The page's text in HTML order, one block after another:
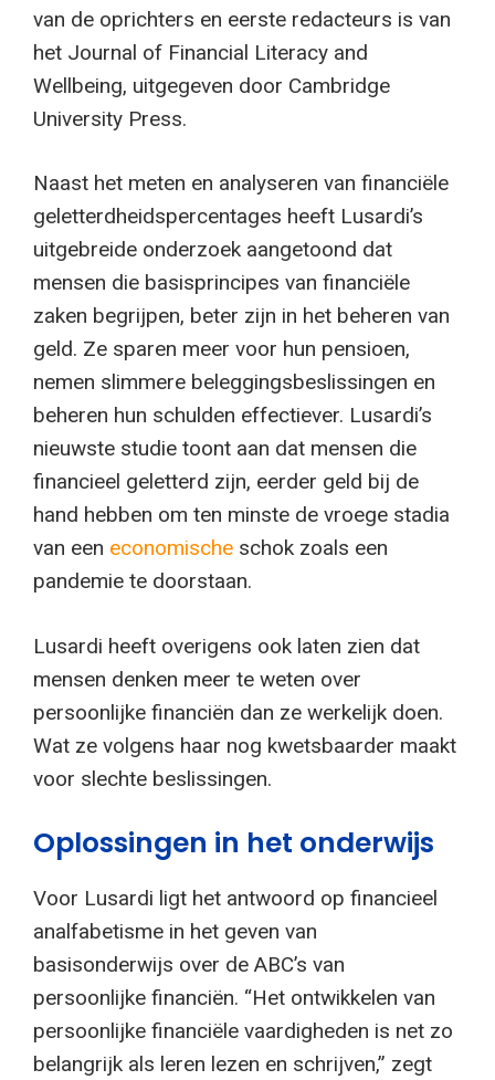
van de oprichters en eerste redacteurs is van
het Journal of Financial Literacy and
Wellbeing, uitgegeven door Cambridge
University Press.
Naast het meten en analyseren van financiële
geletterdheidspercentages heeft Lusardi’s
uitgebreide onderzoek aangetoond dat
mensen die basisprincipes van financiële
zaken begrijpen, beter zijn in het beheren van
geld. Ze sparen meer voor hun pensioen,
nemen slimmere beleggingsbeslissingen en
beheren hun schulden effectiever. Lusardi’s
nieuwste studie toont aan dat mensen die
financieel geletterd zijn, eerder geld bij de
hand hebben om ten minste de vroege stadia
van een economische schok zoals een
pandemie te doorstaan.
Lusardi heeft overigens ook laten zien dat
mensen denken meer te weten over
persoonlijke financiën dan ze werkelijk doen.
Wat ze volgens haar nog kwetsbaarder maakt
voor slechte beslissingen.
Oplossingen in het onderwijs
Voor Lusardi ligt het antwoord op financieel
analfabetisme in het geven van
basisonderwijs over de ABC’s van
persoonlijke financiën. “Het ontwikkelen van
persoonlijke financiële vaardigheden is net zo
belangrijk als leren lezen en schrijven,” zegt